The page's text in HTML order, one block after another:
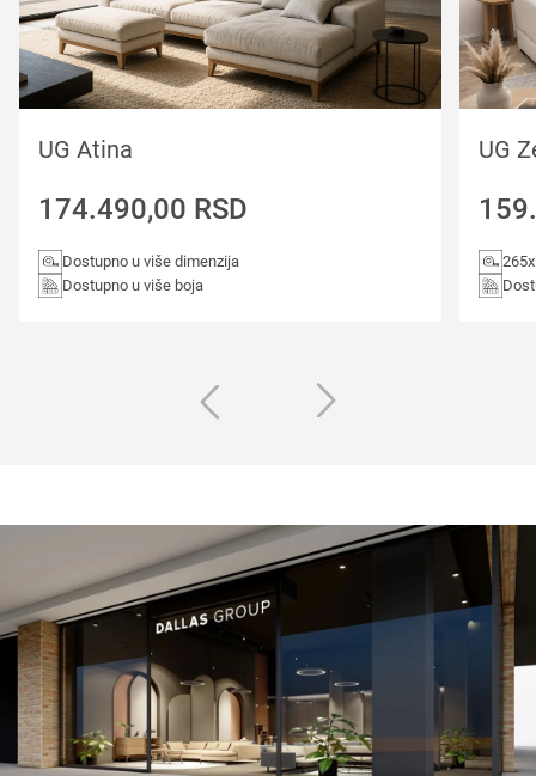
UG Atina
174.490,00 RSD
Dostupno u više dimenzija
Dostupno u više boja
UG